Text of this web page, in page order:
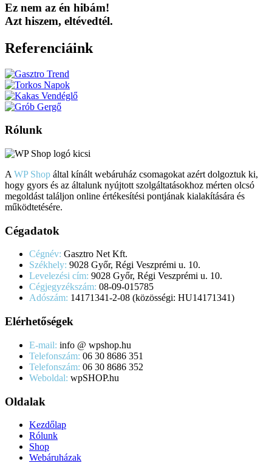
Ez nem az én hibám!
Azt hiszem, eltévedtél.
Referenciáink
Rólunk
A WP Shop által kínált webáruház csomagokat azért dolgoztuk ki,
hogy gyors és az általunk nyújtott szolgáltatásokhoz mérten olcsó
megoldást találjon online értékesítési pontjának kialakítására és
működtetésére.
Cégadatok
Cégnév: Gasztro Net Kft.
Székhely: 9028 Győr, Régi Veszprémi u. 10.
Levelezési cím: 9028 Győr, Régi Veszprémi u. 10.
Cégjegyzékszám: 08-09-015785
Adószám: 14171341-2-08 (közösségi: HU14171341)
Elérhetőségek
E-mail: info @ wpshop.hu
Telefonszám: 06 30 8686 351
Telefonszám: 06 30 8686 352
Weboldal: wpSHOP.hu
Oldalak
Kezdőlap
Rólunk
Shop
Webáruházak